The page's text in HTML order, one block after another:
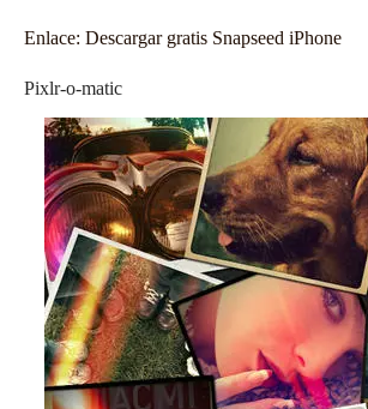
Enlace: Descargar gratis Snapseed iPhone
Pixlr-o-matic